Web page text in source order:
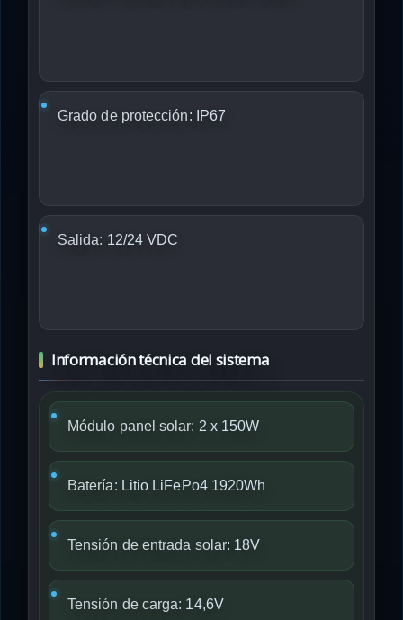
Grado de protección: IP67
Salida: 12/24 VDC
Información técnica del sistema
Módulo panel solar: 2 x 150W
Batería: Litio LiFePo4 1920Wh
Tensión de entrada solar: 18V
Tensión de carga: 14,6V